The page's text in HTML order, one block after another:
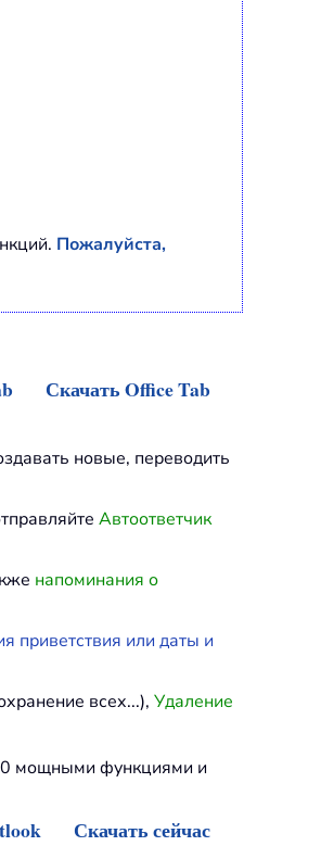
Пожалуйста,
Скачать Office Tab
новые, переводить
Автоответчик
напоминания о
приветствия или даты и
всех...), Удаление
мощными функциями и
Скачать сейчас